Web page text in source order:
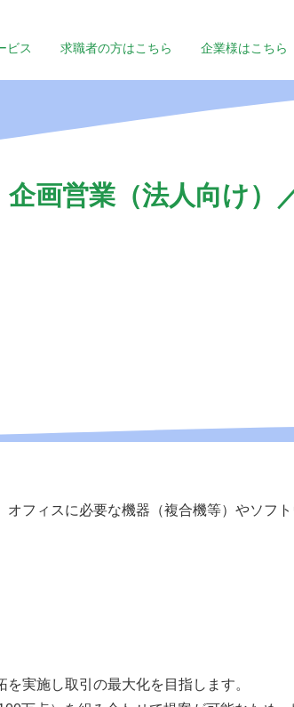
ビス 求職者の方はこちら 企業様はこちら
画営業（法人向け）
オフィスに必要な機器（複合機等）やソフ
実施し取引の最大化を目指します。